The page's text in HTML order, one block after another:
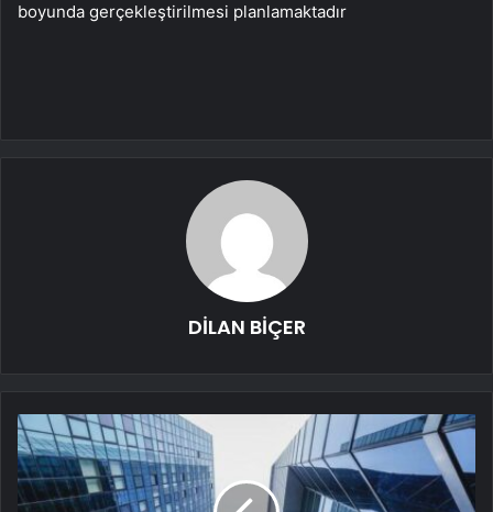
boyunda gerçekleştirilmesi planlamaktadır
DİLAN BİÇER